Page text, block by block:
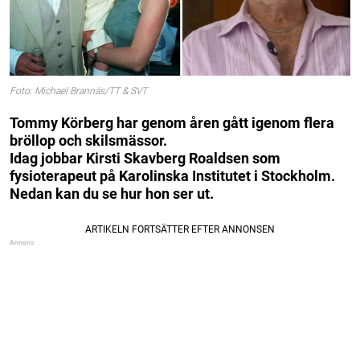
Foto: Michael Brannäs/TT & SVT
Tommy Körberg har genom åren gått igenom flera
bröllop och skilsmässor.
Idag jobbar Kirsti Skavberg Roaldsen som
fysioterapeut på Karolinska Institutet i Stockholm.
Nedan kan du se hur hon ser ut.